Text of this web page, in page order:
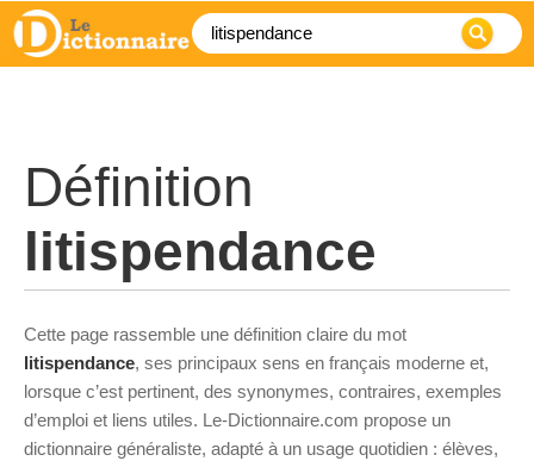
Définition
litispendance
Cette page rassemble une définition claire du mot
litispendance, ses principaux sens en français moderne et,
lorsque c’est pertinent, des synonymes, contraires, exemples
d’emploi et liens utiles. Le-Dictionnaire.com propose un
dictionnaire généraliste, adapté à un usage quotidien : élèves,